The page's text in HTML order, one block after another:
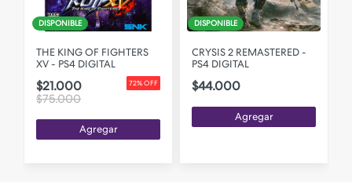
DISPONIBLE
THE KING OF FIGHTERS
XV - PS4 DIGITAL
72% OFF
$21.000
$75.000
Agregar
DISPONIBLE
CRYSIS 2 REMASTERED -
PS4 DIGITAL
$44.000
Agregar